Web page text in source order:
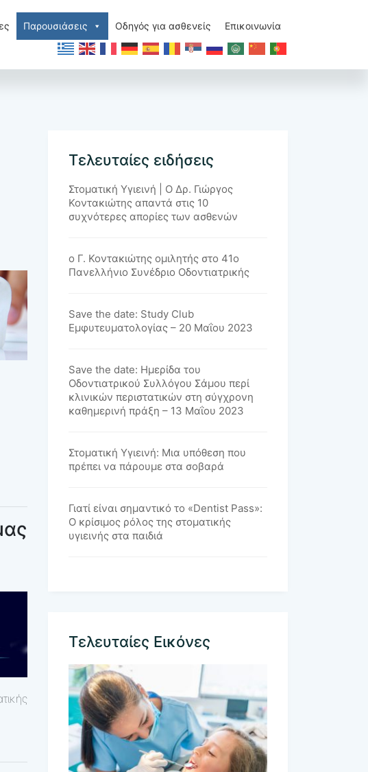
Παρουσιάσεις Οδηγός για ασθενείς Επικοινωνία
Τελευταίες ειδήσεις
Στοματική Υγιεινή | Ο Δρ. Γιώργος
Κοντακιώτης απαντά στις 10
συχνότερες απορίες των ασθενών
ο Γ. Κοντακιώτης ομιλητής στο 41ο
Πανελλήνιο Συνέδριο Οδοντιατρικής
Save the date: Study Club
Εμφυτευματολογίας – 20 Μαΐου 2023
Save the date: Ημερίδα του
Οδοντιατρικού Συλλόγου Σάμου περί
κλινικών περιστατικών στη σύγχρονη
καθημερινή πράξη – 13 Μαΐου 2023
Στοματική Υγιεινή: Μια υπόθεση που
πρέπει να πάρουμε στα σοβαρά
Γιατί είναι σημαντικό το «Dentist Pass»:
Ο κρίσιμος ρόλος της στοματικής
υγιεινής στα παιδιά
Τελευταίες Εικόνες